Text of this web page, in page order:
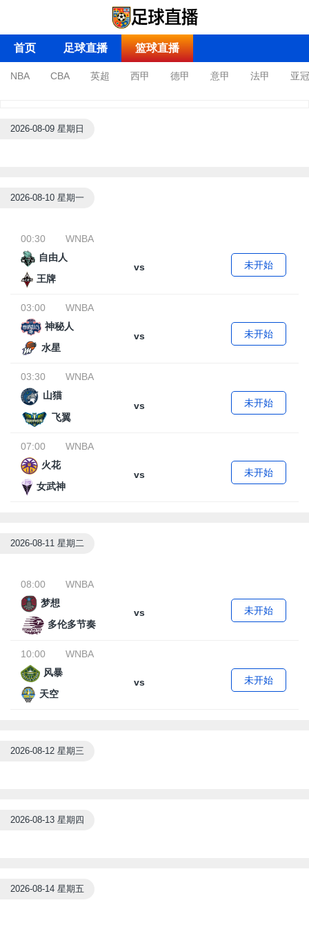
首页 足球直播 篮球直播
NBA CBA 英超 西甲 德甲 意甲 法甲 亚冠
2026-08-09 星期日
2026-08-10 星期一
00:30
WNBA
自由人
vs
王牌
未开始
03:00
WNBA
神秘人
vs
水星
未开始
03:30
WNBA
山猫
vs
飞翼
未开始
07:00
WNBA
火花
vs
女武神
未开始
2026-08-11 星期二
08:00
WNBA
梦想
vs
多伦多节奏
未开始
10:00
WNBA
风暴
vs
天空
未开始
2026-08-12 星期三
2026-08-13 星期四
2026-08-14 星期五